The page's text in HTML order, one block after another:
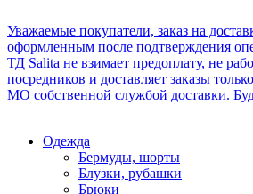
Уважаемые покупатели, заказ на
оформленным после подтверждения
ТД Salita не взимает предоплату, не
посредников и доставляет заказы
МО собственной службой доставки.
Одежда
Бермуды, шорты
Блузки, рубашки
Брюки